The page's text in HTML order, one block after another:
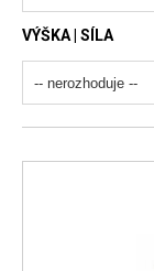
VÝŠKA | SÍLA